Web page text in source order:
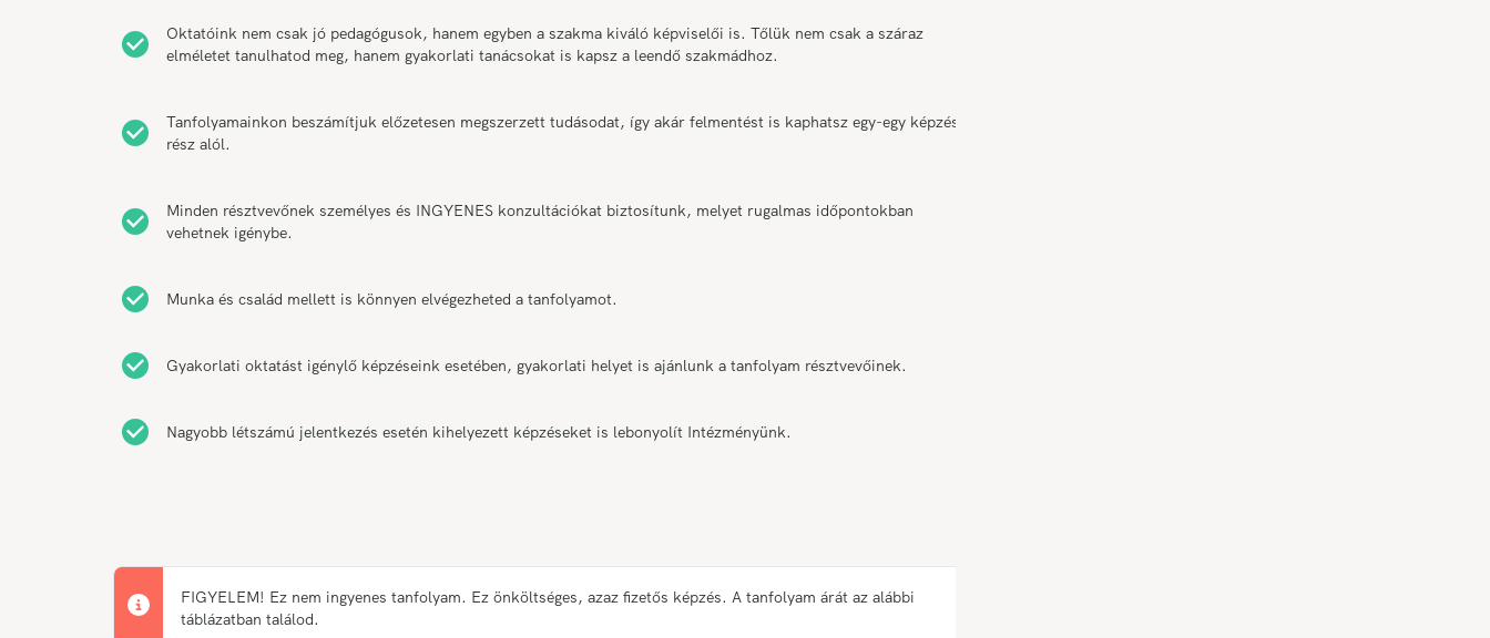
Oktatóink nem csak jó pedagógusok, hanem egyben a szakma kiváló képviselői is. Tőlük nem csak a száraz
elméletet tanulhatod meg, hanem gyakorlati tanácsokat is kapsz a leendő szakmádhoz.
Tanfolyamainkon beszámítjuk előzetesen megszerzett tudásodat, így akár felmentést is kaphatsz egy-egy képzési
rész alól.
Minden résztvevőnek személyes és INGYENES konzultációkat biztosítunk, melyet rugalmas időpontokban
vehetnek igénybe.
Munka és család mellett is könnyen elvégezheted a tanfolyamot.
Gyakorlati oktatást igénylő képzéseink esetében, gyakorlati helyet is ajánlunk a tanfolyam résztvevőinek.
Nagyobb létszámú jelentkezés esetén kihelyezett képzéseket is lebonyolít Intézményünk.
FIGYELEM! Ez nem ingyenes tanfolyam. Ez önköltséges, azaz fizetős képzés. A tanfolyam árát az alábbi
táblázatban találod.